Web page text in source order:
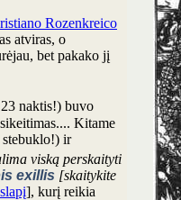
Rozenkreico
atviras, o
bet pakako jį
naktis!) buvo
Kitame
ir
viską perskaityti
exillis [skaitykite
], kurį reikia